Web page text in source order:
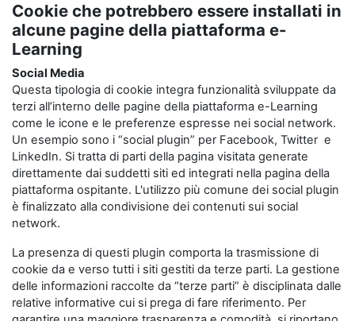
Cookie che potrebbero essere installati in
alcune pagine della piattaforma e-
Learning
Social Media
Questa tipologia di cookie integra funzionalità sviluppate da
terzi all’interno delle pagine della piattaforma e-Learning
come le icone e le preferenze espresse nei social network.
Un esempio sono i “social plugin” per Facebook, Twitter e
LinkedIn. Si tratta di parti della pagina visitata generate
direttamente dai suddetti siti ed integrati nella pagina della
piattaforma ospitante. L'utilizzo più comune dei social plugin
è finalizzato alla condivisione dei contenuti sui social
network.
La presenza di questi plugin comporta la trasmissione di
cookie da e verso tutti i siti gestiti da terze parti. La gestione
delle informazioni raccolte da “terze parti” è disciplinata dalle
relative informative cui si prega di fare riferimento. Per